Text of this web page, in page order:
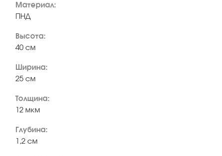
Материал:
ПНД
Высота:
40 см
Ширина:
25 см
Толщина:
12 мкм
Глубина:
1,2 см